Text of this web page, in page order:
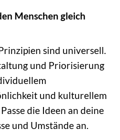
Menschen gleich
sind universell.
und Priorisierung
und kulturellem
die Ideen an deine
und Umstände an.